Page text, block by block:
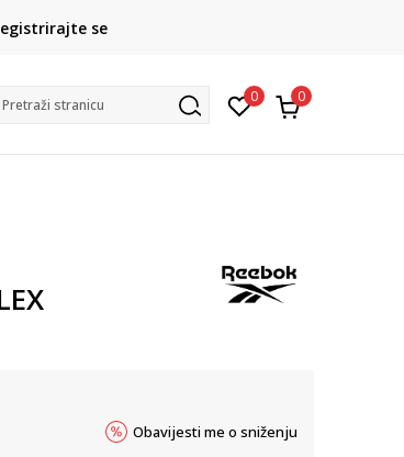
CLICK& COLLECT
preuzimanje u trgovini
se
Pretraži stranicu 0 0
Obavijesti me o sniženju